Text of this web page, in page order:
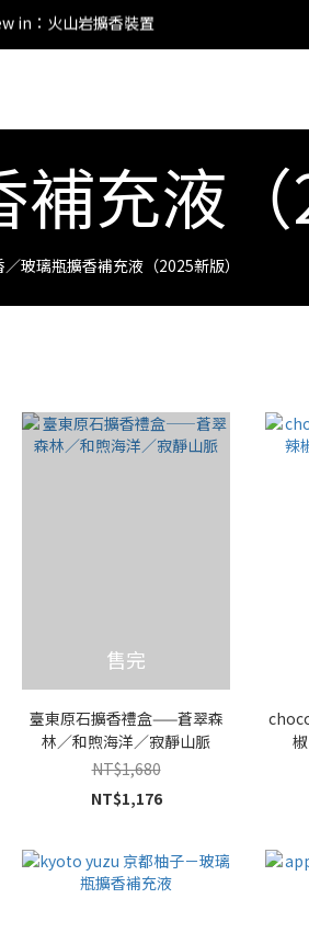
in：火山岩擴香裝置
點數&購物金！     點擊 會員服務 頁面了解
免運優惠 ＊           點擊 會員服務 頁面了解更
充液（
／玻璃瓶擴香補充液（2025新版）
售完
臺東原石擴香禮盒——蒼翠森
林／和煦海洋／寂靜山脈
NT$1,680
NT$1,176